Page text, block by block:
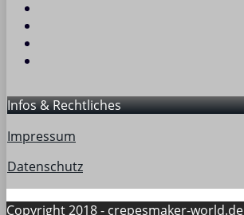
Infos & Rechtliches
Impressum
Datenschutz
Copyright 2018 - crepesmaker-world.de